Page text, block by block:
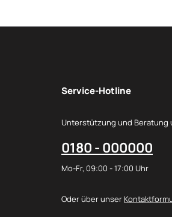
Service-Hotline
Unterstützung und Beratung
0180 - 000000
Mo-Fr, 09:00 - 17:00 Uhr
Oder über unser